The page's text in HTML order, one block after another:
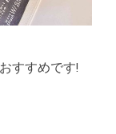
すすめです!